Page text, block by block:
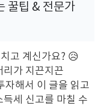
꿀팁 & 전문가
고 계신가요? 😥
리가 지끈지끈
자해서 이 글을 읽고
세 신고를 마칠 수